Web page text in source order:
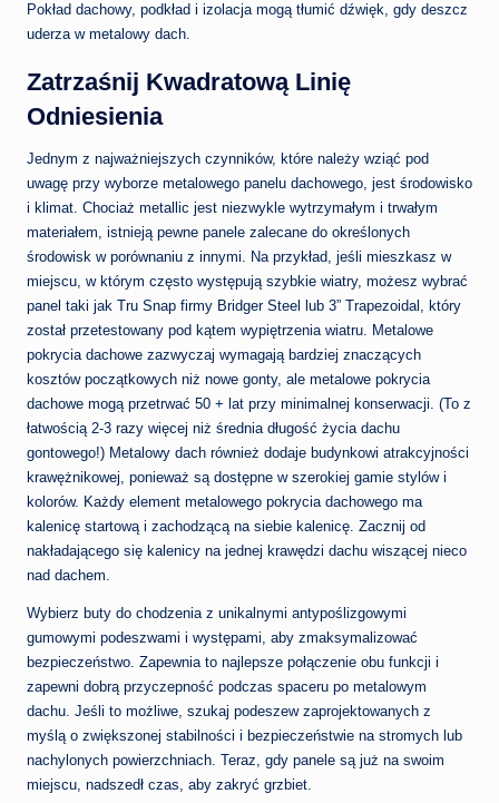
Pokład dachowy, podkład i izolacja mogą tłumić dźwięk, gdy deszcz
uderza w metalowy dach.
Zatrzaśnij Kwadratową Linię
Odniesienia
Jednym z najważniejszych czynników, które należy wziąć pod
uwagę przy wyborze metalowego panelu dachowego, jest środowisko
i klimat. Chociaż metallic jest niezwykle wytrzymałym i trwałym
materiałem, istnieją pewne panele zalecane do określonych
środowisk w porównaniu z innymi. Na przykład, jeśli mieszkasz w
miejscu, w którym często występują szybkie wiatry, możesz wybrać
panel taki jak Tru Snap firmy Bridger Steel lub 3” Trapezoidal, który
został przetestowany pod kątem wypiętrzenia wiatru. Metalowe
pokrycia dachowe zazwyczaj wymagają bardziej znaczących
kosztów początkowych niż nowe gonty, ale metalowe pokrycia
dachowe mogą przetrwać 50 + lat przy minimalnej konserwacji. (To z
łatwością 2-3 razy więcej niż średnia długość życia dachu
gontowego!) Metalowy dach również dodaje budynkowi atrakcyjności
krawężnikowej, ponieważ są dostępne w szerokiej gamie stylów i
kolorów. Każdy element metalowego pokrycia dachowego ma
kalenicę startową i zachodzącą na siebie kalenicę. Zacznij od
nakładającego się kalenicy na jednej krawędzi dachu wiszącej nieco
nad dachem.
Wybierz buty do chodzenia z unikalnymi antypoślizgowymi
gumowymi podeszwami i występami, aby zmaksymalizować
bezpieczeństwo. Zapewnia to najlepsze połączenie obu funkcji i
zapewni dobrą przyczepność podczas spaceru po metalowym
dachu. Jeśli to możliwe, szukaj podeszew zaprojektowanych z
myślą o zwiększonej stabilności i bezpieczeństwie na stromych lub
nachylonych powierzchniach. Teraz, gdy panele są już na swoim
miejscu, nadszedł czas, aby zakryć grzbiet.